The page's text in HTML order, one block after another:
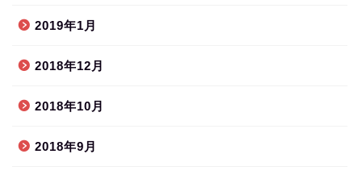
2019年1月
2018年12月
2018年10月
2018年9月